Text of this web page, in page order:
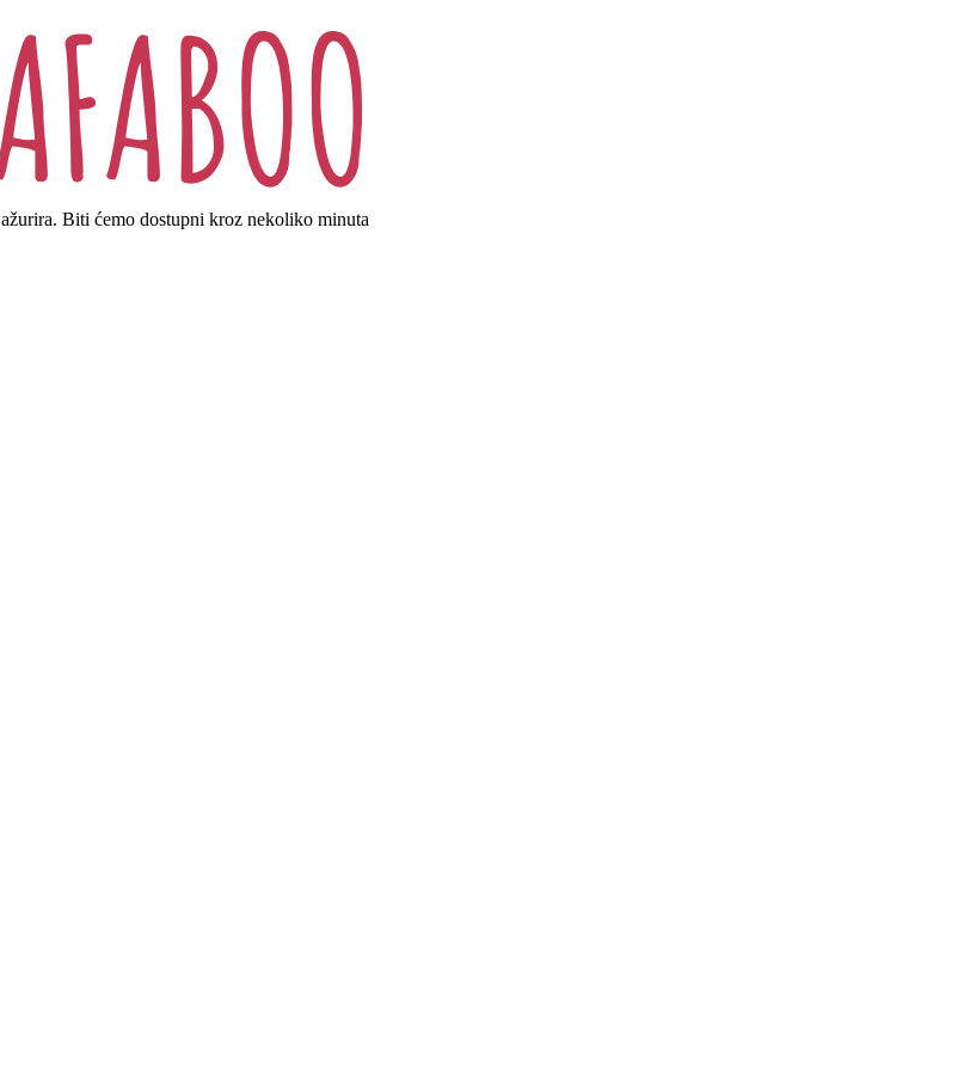
Biti ćemo dostupni kroz nekoliko minuta